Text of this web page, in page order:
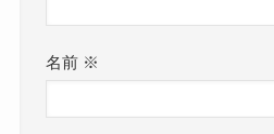
名前 ※